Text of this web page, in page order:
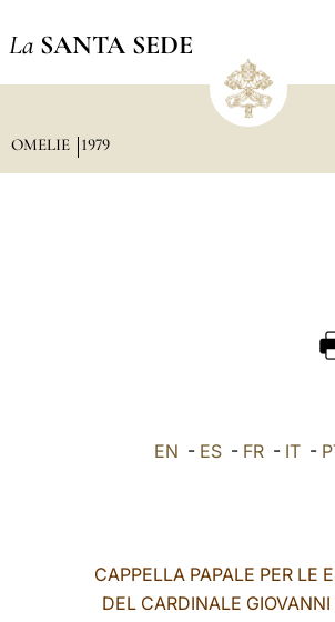
La SANTA SEDE
OMELIE 1979
EN - ES- FR- IT-
CAPPELLA PAPALE PER LE
DEL CARDINALE